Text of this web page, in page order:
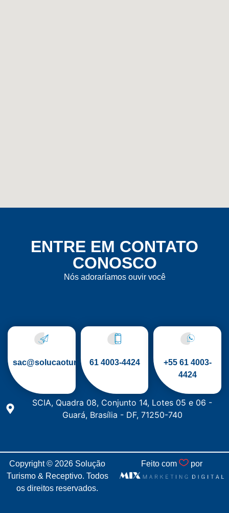
ENTRE EM CONTATO
CONOSCO
Nós adoraríamos ouvir você
sac@solucaoturismo.com.br
61 4003-4424
+55 61 4003-
4424
SCIA, Quadra 08, Conjunto 14, Lotes 05 e 06 -
Guará, Brasília - DF, 71250-740
Copyright © 2026 Solução
Turismo & Receptivo. Todos
os direitos reservados.
Feito com por